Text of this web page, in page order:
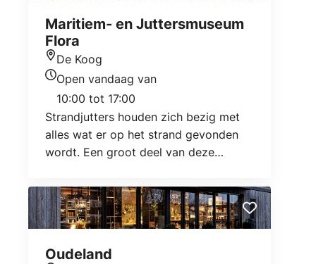
Maritiem- en Juttersmuseum
Flora
Locatie
De Koog
Openingstijden vandaag
Open vandaag van
10:00 tot 17:00
Strandjutters houden zich bezig met
alles wat er op het strand gevonden
wordt. Een groot deel van deze
interactieve Maritiem- en
Juttersmuseum Flora.
Oudeland